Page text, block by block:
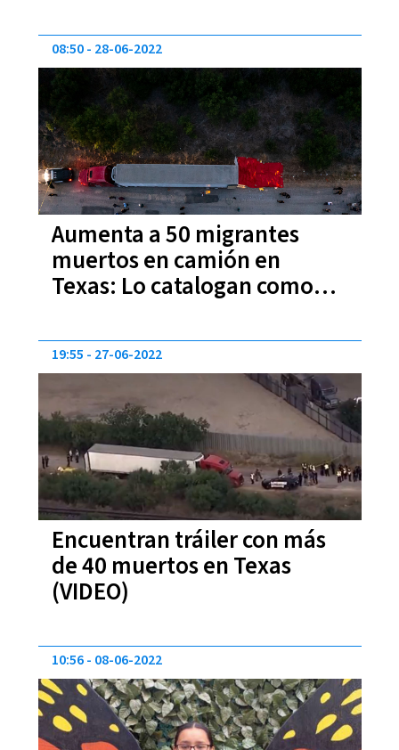
Aumenta a 50 migrantes
muertos en camión en
Texas: Lo catalogan como
08:50 28-06-2022
Encuentran tráiler con más
de 40 muertos en Texas
(VIDEO)
19:55 27-06-2022
10:56 08-06-2022